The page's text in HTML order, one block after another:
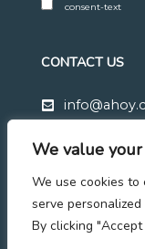
We value
We use cookies to
serve
By clicking
CONTACT US
Facebook
consent-text